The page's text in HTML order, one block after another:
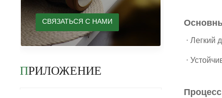
· Легкий
·
СВЯЗАТЬСЯ С НАМИ
ПРИЛОЖЕНИЕ